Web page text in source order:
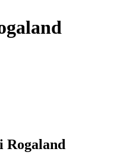
i Rogaland